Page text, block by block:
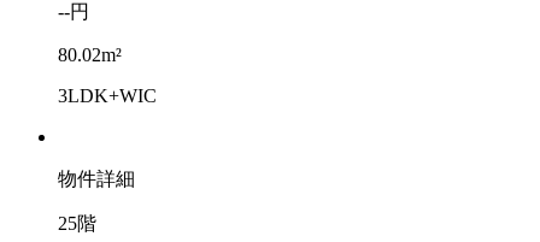
--円
80.02m²
3LDK+WIC
物件詳細
25階